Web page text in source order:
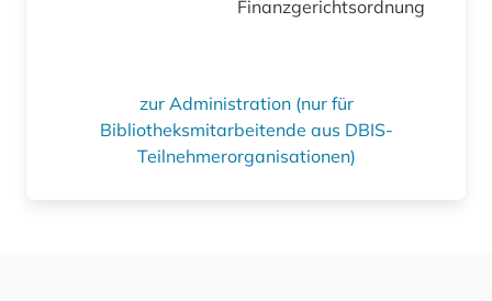
Finanzgerichtsordnung
zur Administration (nur für
Bibliotheksmitarbeitende aus DBIS-
Teilnehmerorganisationen)